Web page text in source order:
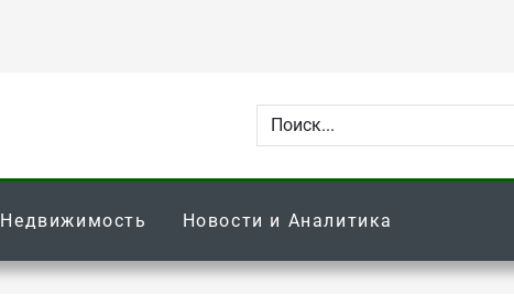
Недвижимость Новости и Аналитика